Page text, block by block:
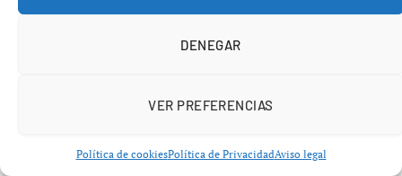
DENEGAR
VER PREFERENCIAS
Política de cookiesPolítica de PrivacidadAviso legal
aviso directo al dominio establecido en el pádel mundial.
fuerza en la élite tras firmar una remontada que deja